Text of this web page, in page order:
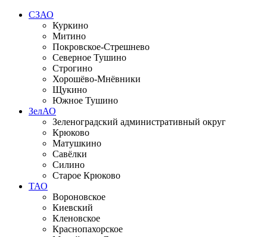
СЗАО
Куркино
Митино
Покровское-Стрешнево
Северное Тушино
Строгино
Хорошёво-Мнёвники
Щукино
Южное Тушино
ЗелАО
Зеленоградский административный округ
Крюково
Матушкино
Савёлки
Силино
Старое Крюково
ТАО
Вороновское
Киевский
Кленовское
Краснопахорское